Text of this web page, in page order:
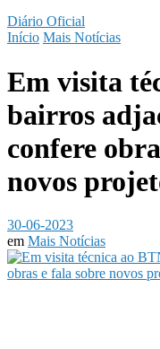
Diário Oficial
Início Mais Notícias
Em visita
bairros
confere
novos
30-06-2023
em Mais Notícias